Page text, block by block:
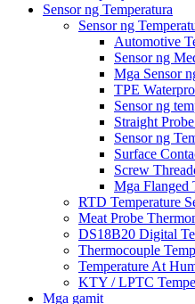
Sensor ng Temperatura
Sensor ng
Automotive
Sensor ng
Mga Sensor
TPE
Sensor ng
Straight
Sensor ng
Surface
Screw
Mga Flanged
RTD Temperature
Meat Probe
DS18B20 Digital
Thermocouple
Temperature At
KTY / LPTC
Mga gamit